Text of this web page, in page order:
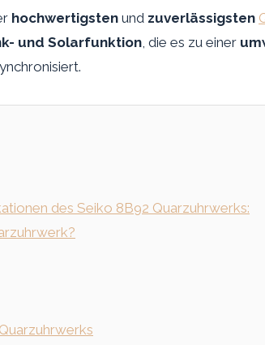
hochwertigsten und zuverlässigsten
und Solarfunktion, die es zu einer
des Seiko 8B92 Quarzuhrwerks: